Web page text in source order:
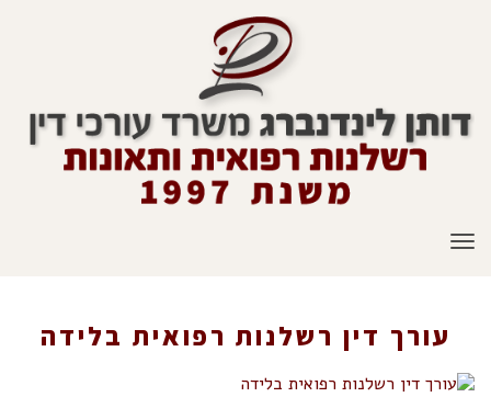
תפריט
עורך דין רשלנות רפואית בלידה